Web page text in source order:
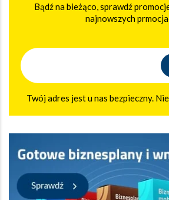
Bądź na bieżąco, sprawdź
najnowszych
Twój adres jest u nas bezpieczny.